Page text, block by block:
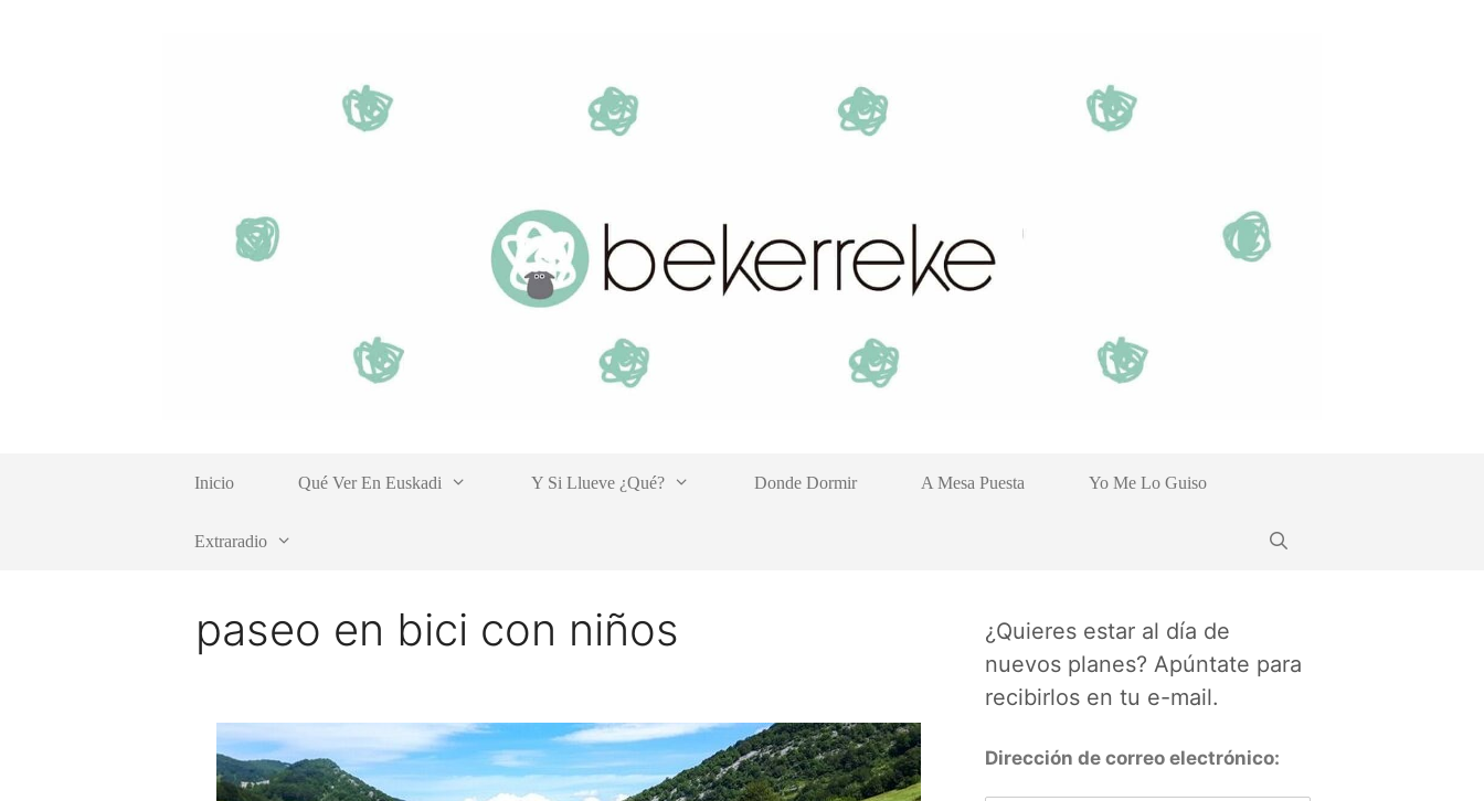
Inicio Qué Ver En Euskadi Y Si Llueve ¿qué? Donde Dormir A Mesa Puesta Yo Me Lo Guiso
Extraradio
paseo en bici con niños
¿Quieres estar al día de
nuevos planes? Apúntate para
recibirlos en tu e-mail.
Dirección de correo electrónico: